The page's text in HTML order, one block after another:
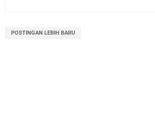
POSTINGAN LEBIH BARU